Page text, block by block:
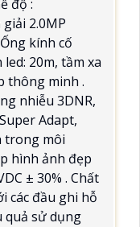
độ :
2.0MP
kính cố
led: 20m, tầm xa
thông minh .
nhiễu 3DNR,
Adapt,
trong môi
hình ảnh đẹp
± 30% . Chất
các đầu ghi hỗ
quả sử dụng